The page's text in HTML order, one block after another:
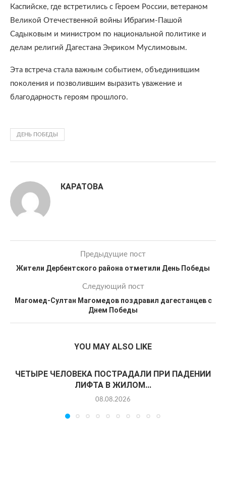
Каспийске, где встретились с Героем России, ветераном
Великой Отечественной войны Ибрагим-Пашой
Садыковым и министром по национальной политике и
делам религий Дагестана Энриком Муслимовым.
Эта встреча стала важным событием, объединившим
поколения и позволившим выразить уважение и
благодарность героям прошлого.
ДЕНЬ ПОБЕДЫ
КАРАТОВА
Предыдущие пост
Жители Дербентского района отметили День Победы
Следующий пост
Магомед-Султан Магомедов поздравил дагестанцев с
Днем Победы
YOU MAY ALSO LIKE
ЧЕТЫРЕ ЧЕЛОВЕКА ПОСТРАДАЛИ ПРИ ПАДЕНИИ
ЛИФТА В ЖИЛОМ...
08.08.2026